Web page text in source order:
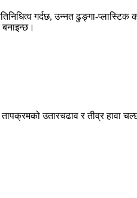
गर्दछ, उन्नत ढुङ्गा-प्लास्टिक
उतारचढाव र तीव्र हावा